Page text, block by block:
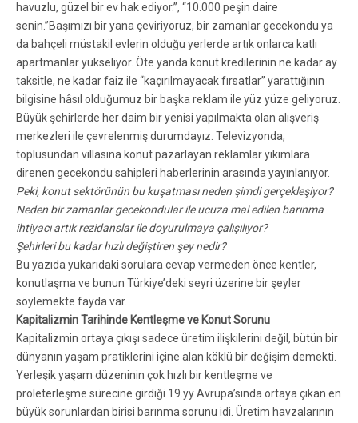
havuzlu, güzel bir ev hak ediyor.”, “10.000 peşin daire
senin.”Başımızı bir yana çeviriyoruz, bir zamanlar gecekondu ya
da bahçeli müstakil evlerin olduğu yerlerde artık onlarca katlı
apartmanlar yükseliyor. Öte yanda konut kredilerinin ne kadar ay
taksitle, ne kadar faiz ile “kaçırılmayacak fırsatlar” yarattığının
bilgisine hâsıl olduğumuz bir başka reklam ile yüz yüze geliyoruz.
Büyük şehirlerde her daim bir yenisi yapılmakta olan alışveriş
merkezleri ile çevrelenmiş durumdayız. Televizyonda,
toplusundan villasına konut pazarlayan reklamlar yıkımlara
direnen gecekondu sahipleri haberlerinin arasında yayınlanıyor.
Peki, konut sektörünün bu kuşatması neden şimdi gerçekleşiyor?
Neden bir zamanlar gecekondular ile ucuza mal edilen barınma
ihtiyacı artık rezidanslar ile doyurulmaya çalışılıyor?
Şehirleri bu kadar hızlı değiştiren şey nedir?
Bu yazıda yukarıdaki sorulara cevap vermeden önce kentler,
konutlaşma ve bunun Türkiye’deki seyri üzerine bir şeyler
söylemekte fayda var.
Kapitalizmin Tarihinde Kentleşme ve Konut Sorunu
Kapitalizmin ortaya çıkışı sadece üretim ilişkilerini değil, bütün bir
dünyanın yaşam pratiklerini içine alan köklü bir değişim demekti.
Yerleşik yaşam düzeninin çok hızlı bir kentleşme ve
proleterleşme sürecine girdiği 19.yy Avrupa’sında ortaya çıkan en
büyük sorunlardan birisi barınma sorunu idi. Üretim havzalarının